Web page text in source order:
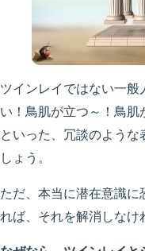
ツインレイではない一
い！鳥肌が立つ～！鳥肌
といった、冗談のよう
しょう。
ただ、本当に潜在意識
れば、それを解消しなけ